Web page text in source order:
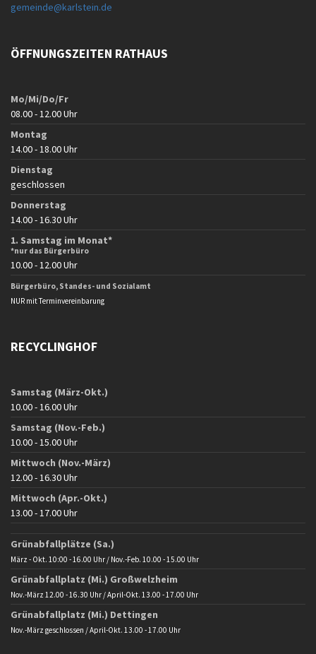
gemeinde@karlstein.de
ÖFFNUNGSZEITEN RATHAUS
Mo/Mi/Do/Fr
08.00 - 12.00 Uhr
Montag
14.00 - 18.00 Uhr
Dienstag
geschlossen
Donnerstag
14.00 - 16.30 Uhr
1. Samstag im Monat*
*nur das Bürgerbüro
10.00 - 12.00 Uhr
Bürgerbüro, Standes- und Sozialamt
NUR mit Terminvereinbarung
RECYCLINGHOF
Samstag (März-Okt.)
10.00 - 16.00 Uhr
Samstag (Nov.-Feb.)
10.00 - 15.00 Uhr
Mittwoch (Nov.-März)
12.00 - 16.30 Uhr
Mittwoch (Apr.-Okt.)
13.00 - 17.00 Uhr
Grünabfallplätze (Sa.)
März - Okt. 10:00 - 16.00 Uhr / Nov.-Feb. 10.00 - 15.00 Uhr
Grünabfallplatz (Mi.) Großwelzheim
Nov.-März 12.00 - 16.30 Uhr / April-Okt. 13.00 - 17.00 Uhr
Grünabfallplatz (Mi.) Dettingen
Nov.-März geschlossen / April-Okt. 13.00 - 17.00 Uhr